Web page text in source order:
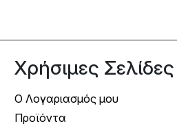
Χρήσιμες Σελίδες
Ο Λογαριασμός μου
Προϊόντα